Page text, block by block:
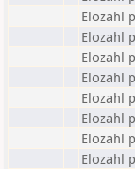
Elozahl
Elozahl
Elozahl
Elozahl
Elozahl
Elozahl
Elozahl
Elozahl